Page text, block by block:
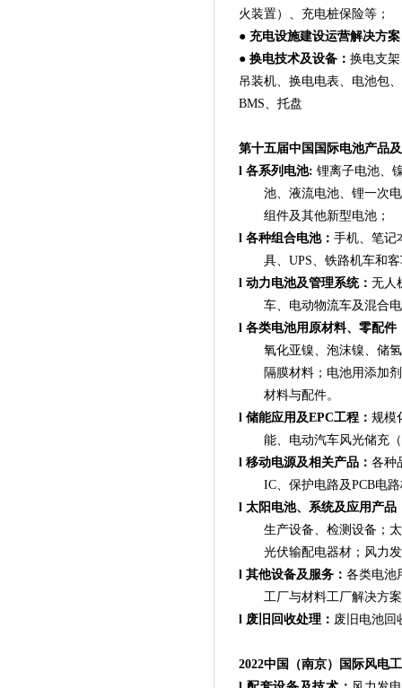
火装置）、充电桩保险等；
● 充电设施建设运营解决方案
● 换电技术及设备： 换电支
吊装机、换电电表、电池包
BMS、托盘
第十五届中国国际电池产品
l 各系列电池: 锂离子电池、
池、液流电池、锂一次
组件及其他新型电池；
l 各种组合电池： 手机、笔记
具、UPS、铁路机车和
l 动力电池及管理系统： 无人
车、电动物流车及混合
l 各类电池用原材料、零配件
氧化亚镍、泡沫镍、储
隔膜材料；电池用添加
材料与配件。
l 储能应用及EPC工程： 规模
能、电动汽车风光储充
l 移动电源及相关产品： 各种
IC、保护电路及PCB电
l 太阳电池、系统及应用产品
生产设备、检测设备；
光伏输配电器材；风力
l 其他设备及服务： 各类电池
工厂与材料工厂解决方
l 废旧回收处理： 废旧电池回
2022中国（南京）国际风电